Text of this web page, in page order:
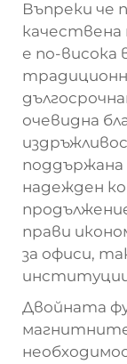
Въпреки че
качествена
е по-висока
очевидна
поддържана
надежден
прави
за офиси,
Двойната